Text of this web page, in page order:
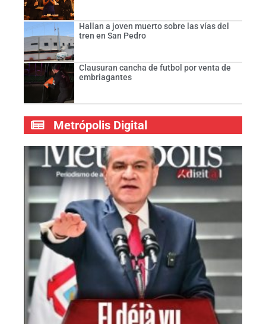
Hallan a joven muerto sobre las vías del
tren en San Pedro
Clausuran cancha de futbol por venta de
embriagantes
Metrópolis Digital